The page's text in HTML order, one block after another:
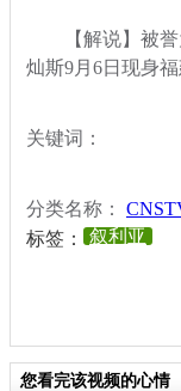
【解说】被誉为
灿斯9月6日现身
关键词：
分类名称：
标签：
叙利亚
您看完该视频的心情